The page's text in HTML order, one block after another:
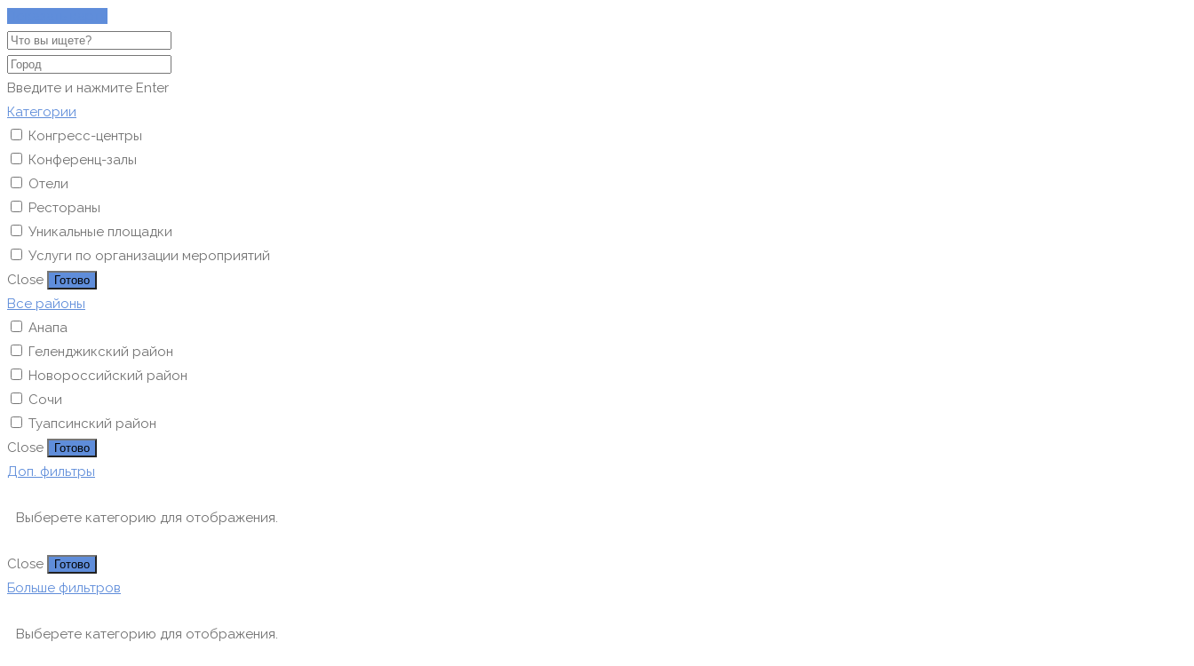
Введите и нажмите Enter
Категории
Конгресс-центры
Конференц-залы
Отели
Рестораны
Уникальные площадки
Услуги по организации мероприятий
Close
Готово
Все районы
Анапа
Геленджикский район
Новороссийский район
Сочи
Туапсинский район
Close
Готово
Доп. фильтры
Выберете категорию для отображения.
Close Готово
Больше фильтров
Выберете категорию для отображения.